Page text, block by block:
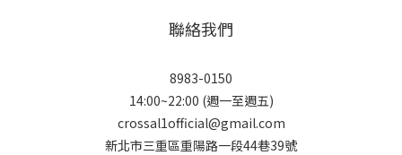
聯絡我們
8983-0150
14:00~22:00 (週一至週五)
crossal1official@gmail.com
新北市三重區重陽路一段44巷39號